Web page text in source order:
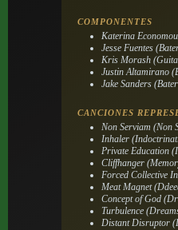
COMPONENTES
Katerina
Jesse Fuentes
Kris Morash
Justin Altamirano
Jake Sanders
CANCIONES
Non Serviam (Non
Inhaler
Private Education
Cliffhanger
Forced Collective
Meat Magnet
Concept of God
Turbulence
Distant Disruptor